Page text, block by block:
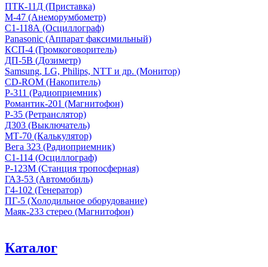
ПТК-11Д (Приставка)
М-47 (Анеморумбометр)
С1-118А (Осциллограф)
Panasonic (Аппарат факсимильный)
КСП-4 (Громкоговоритель)
ДП-5В (Дозиметр)
Samsung, LG, Philips, NTT и др. (Монитор)
CD-ROM (Накопитель)
Р-311 (Радиоприемник)
Романтик-201 (Магнитофон)
Р-35 (Ретранслятор)
Д303 (Выключатель)
МТ-70 (Калькулятор)
Вега 323 (Радиоприемник)
С1-114 (Осциллограф)
Р-123М (Станция тропосферная)
ГАЗ-53 (Автомобиль)
Г4-102 (Генератор)
ПГ-5 (Холодильное оборудование)
Маяк-233 стерео (Магнитофон)
Каталог